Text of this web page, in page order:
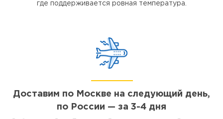
где поддерживается ровная температура.
Доставим по Москве на следующий день,
по России — за 3-4 дня